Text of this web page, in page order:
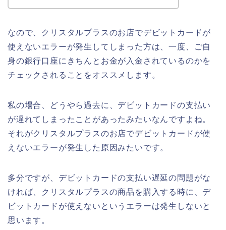
なので、クリスタルプラスのお店でデビットカードが
使えないエラーが発生してしまった方は、一度、ご自
身の銀行口座にきちんとお金が入金されているのかを
チェックされることをオススメします。
私の場合、どうやら過去に、デビットカードの支払い
が遅れてしまったことがあったみたいなんですよね。
それがクリスタルプラスのお店でデビットカードが使
えないエラーが発生した原因みたいです。
多分ですが、デビットカードの支払い遅延の問題がな
ければ、クリスタルプラスの商品を購入する時に、デ
ビットカードが使えないというエラーは発生しないと
思います。